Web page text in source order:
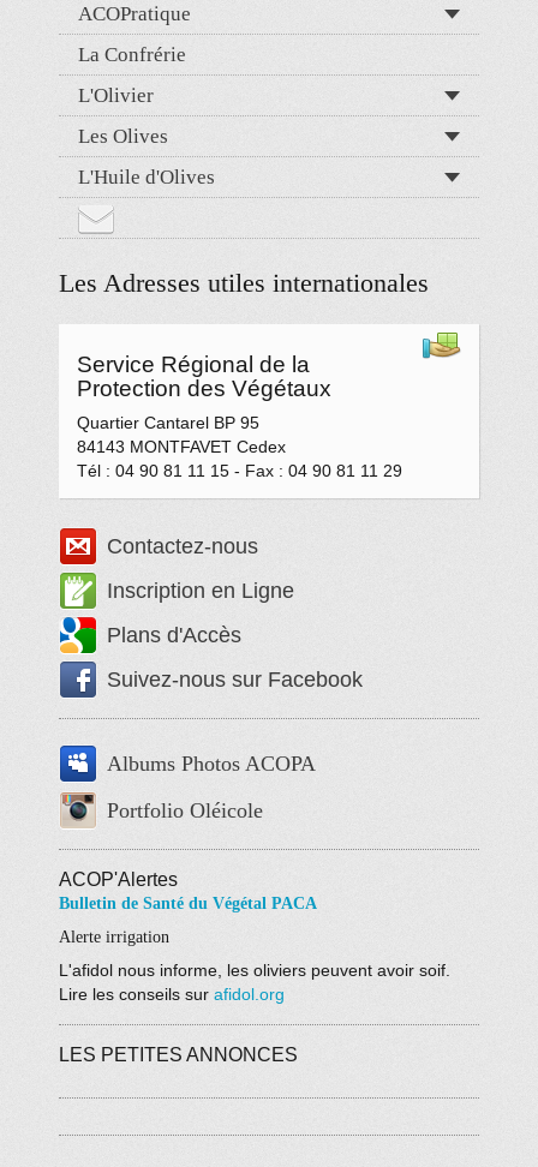
ACOPratique
La Confrérie
L'Olivier
Les Olives
L'Huile d'Olives
Les Adresses utiles internationales
Service Régional de la
Protection des Végétaux
Quartier Cantarel BP 95
84143 MONTFAVET Cedex
Tél : 04 90 81 11 15 - Fax : 04 90 81 11 29
Contactez-nous
Inscription en Ligne
Plans d'Accès
Suivez-nous sur Facebook
Albums Photos ACOPA
Portfolio Oléicole
ACOP'Alertes
Bulletin de Santé du Végétal PACA
Alerte irrigation
L'afidol nous informe, les oliviers peuvent avoir soif.
Lire les conseils sur afidol.org
LES PETITES ANNONCES